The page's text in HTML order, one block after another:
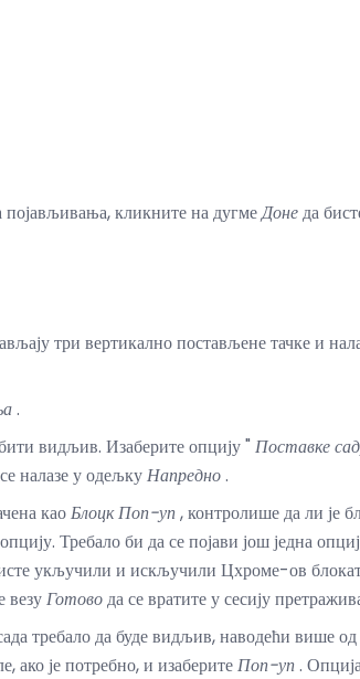
кликните на дугмеДонеда
три вертикално постављене тачке и
.
видљив. Изаберите опцију " Поставке
налазе у одељкуНапредно.
каоБлоцк Поп-уп, контролише да ли је
Требало би да се појави још једна
укључили и искључили Цхроме-ов
везуГотовода се вратите у сесију
требало да буде видљив, наводећи више од
ако је потребно, и изаберитеПоп-уп.